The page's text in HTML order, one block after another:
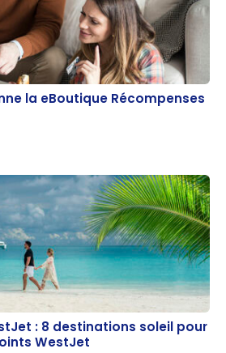
la eBoutique Récompenses
la eBoutique Récompenses
: 8 destinations soleil pour
WestJet
: 8 destinations soleil pour
WestJet